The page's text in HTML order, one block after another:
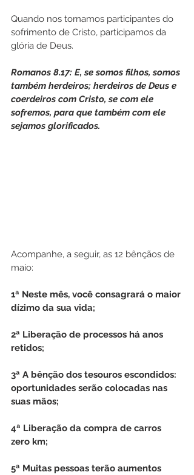
Quando nos tornamos participantes do
sofrimento de Cristo, participamos da
glória de Deus.
Romanos 8.17: E, se somos filhos, somos
também herdeiros; herdeiros de Deus e
coerdeiros com Cristo, se com ele
sofremos, para que também com ele
sejamos glorificados.
Acompanhe, a seguir, as 12 bênçãos de
maio:
1ª Neste mês, você consagrará o maior
dízimo da sua vida;
2ª Liberação de processos há anos
retidos;
3ª A bênção dos tesouros escondidos:
oportunidades serão colocadas nas
suas mãos;
4ª Liberação da compra de carros
zero km;
5ª Muitas pessoas terão aumentos